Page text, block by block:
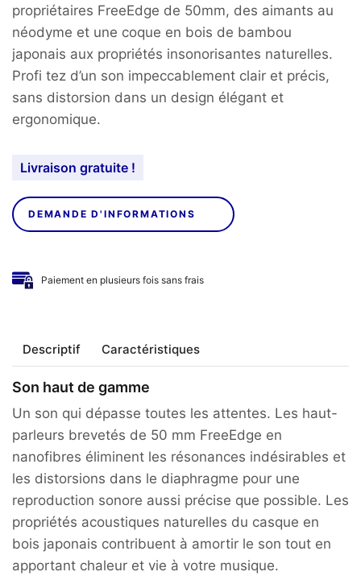
propriétaires FreeEdge de 50mm, des aimants au
néodyme et une coque en bois de bambou
japonais aux propriétés insonorisantes naturelles.
Profi tez d’un son impeccablement clair et précis,
sans distorsion dans un design élégant et
ergonomique.
Livraison gratuite !
DEMANDE D'INFORMATIONS
Paiement en plusieurs fois sans frais
Descriptif Caractéristiques
Son haut de gamme
Un son qui dépasse toutes les attentes. Les haut-
parleurs brevetés de 50 mm FreeEdge en
nanofibres éliminent les résonances indésirables et
les distorsions dans le diaphragme pour une
reproduction sonore aussi précise que possible. Les
propriétés acoustiques naturelles du casque en
bois japonais contribuent à amortir le son tout en
apportant chaleur et vie à votre musique.